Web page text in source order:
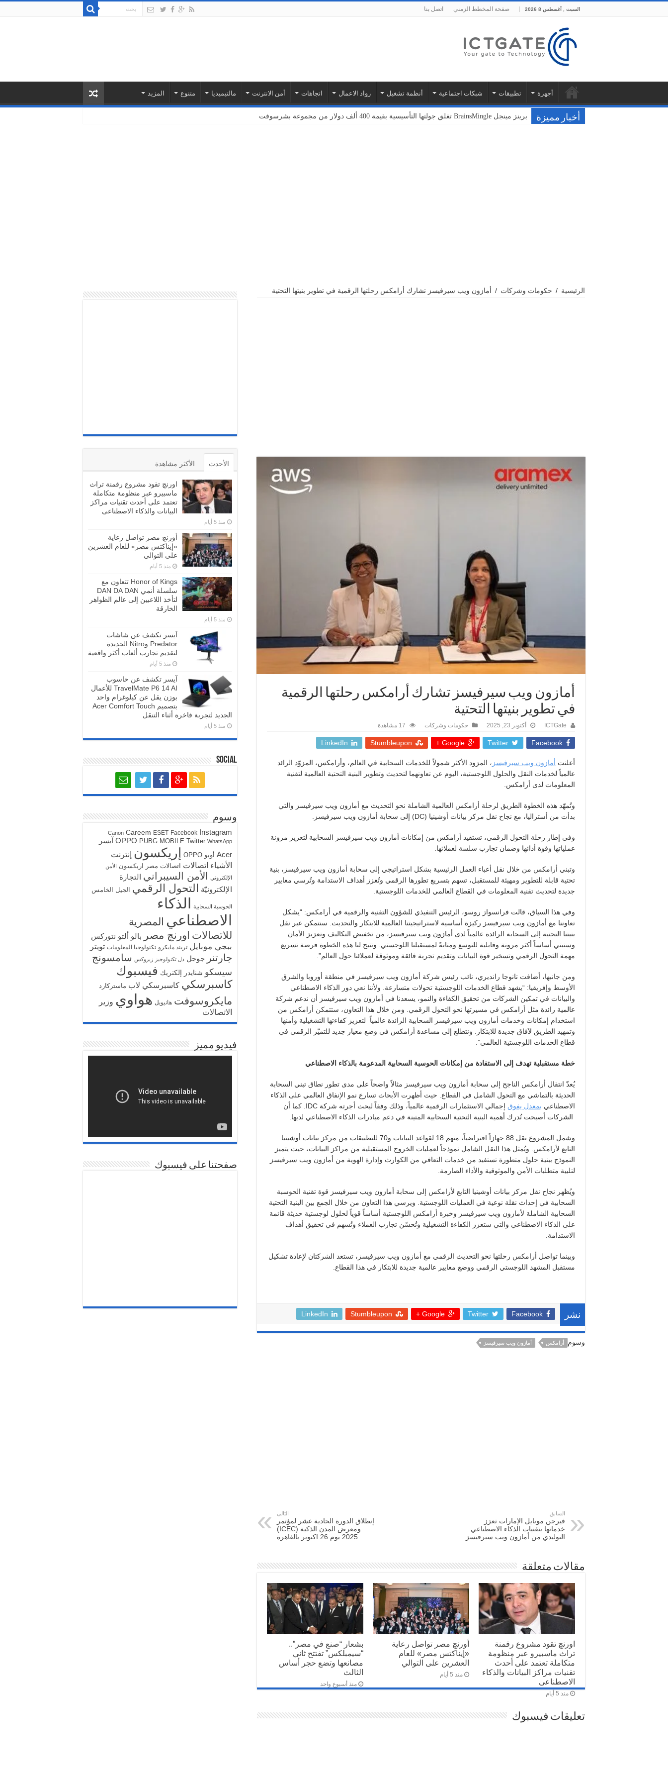
السبت , أغسطس 8 2026 صفحة المخطط الزمني اتصل بنا
أجهزة تطبيقات شبكات اجتماعية أنظمة تشغيل رواد الاعمال اتجاهات أمن الانترنت مالتيميديا متنوع المزيد
أخبار مميزة برينز مينجل BrainsMingle تغلق جولتها التأسيسية بقيمة 400 ألف دولار من مجموعة بشرسوفت
فودافون ونوكيا تختبران سحابة أمازون ويب سيرفيسز لتوسيع نطاق خدمات إنترنت الأشياء
الرئيسية / حكومات وشركات / أمازون ويب سيرفيسز تشارك أرامكس رحلتها الرقمية في تطوير بنيتها التحتية
أمازون ويب سيرفيسز تشارك أرامكس رحلتها الرقمية
في تطوير بنيتها التحتية
ICTGate أكتوبر 23, 2025 حكومات وشركات 17 مشاهدة
Facebook
Twitter
Google +
Stumbleupon
LinkedIn
أعلنت أمازون ويب سيرفيسز ، المزود الأكثر شمولاً للخدمات السحابية في العالم، وأرامكس، المزوّد الرائد
عالمياً لخدمات النقل والحلول اللوجستية، اليوم عن تعاونهما لتحديث وتطوير البنية التحتية العالمية لتقنية
المعلومات لدى أرامكس.
وتُمهّد هذه الخطوة الطريق لرحلة أرامكس العالمية الشاملة نحو التحديث مع أمازون ويب سيرفيسز والتي
بدأت من أستراليا، مع نجاح نقل مركز بيانات أوشينيا (DC) إلى سحابة أمازون ويب سيرفيسز.
وفي إطار رحلة التحول الرقمي، تستفيد أرامكس من إمكانات أمازون ويب سيرفيسز السحابية لتعزيز مرونة
عملياتها وقوة أدائها وضمان تجارب سلسة لعملائها.
وتبني أرامكس من خلال نقل أعباء العمل الرئيسية بشكل استراتيجي إلى سحابة أمازون ويب سيرفيسز، بنية
تحتية قابلة للتطوير ومهيئة للمستقبل، تسهم بتسريع تطورها الرقمي وتُعزز أهداف الاستدامة وتُرسي معايير
جديدة لتحديث تقنية المعلومات في القطاع العالمي للخدمات اللوجستية.
وفي هذا السياق، قالت فرانسواز روسو، الرئيس التنفيذي للشؤون التقنية والرقمية في أرامكس: “يشكل
تعاوننا مع أمازون ويب سيرفيسز ركيزة أساسية لاستراتيجيتنا العالمية للابتكار والتحديث. سنتمكن عبر نقل
بنيتنا التحتية إلى السحابة الرائدة عالمياً لدى أمازون ويب سيرفيسز، من تخفيض التكاليف وتعزيز الأمان
وسنبني أساساً أكثر مرونة وقابلية للتوسع ومتانةً لمستقبلنا اللوجستي. وتتيح لنا هذه الخطوة فرصة تسريع
مهمة التحول الرقمي وتسخير قوة البيانات وتقديم تجربة فائقة وموثوقة لعملائنا حول العالم”.
ومن جانبها، أضافت تانوجا رانديري، نائب رئيس شركة أمازون ويب سيرفيسز في منطقة أوروبا والشرق
الأوسط وإفريقيا: “يشهد قطاع الخدمات اللوجستية تحولات متسارعة. ولأننا نعي دور الذكاء الاصطناعي
والبيانات في تمكين الشركات من تحقيق الكفاءة والنمو، يسعدنا في أمازون ويب سيرفيسز أن ندعم شركة
عالمية رائدة مثل أرامكس في مسيرتها نحو التحول الرقمي. ومن خلال هذا التعاون، ستتمكن أرامكس من
استخدام إمكانات وخدمات أمازون ويب سيرفيسز السحابية الرائدة عالمياً لتعزيز كفاءتها التشغيلية وأمنها
وتمهيد الطريق لآفاق جديدة للابتكار. ونتطلع إلى مساعدة أرامكس في وضع معيار جديد للتميّز الرقمي في
قطاع الخدمات اللوجستية العالمي”.
خطة مستقبلية تهدف إلى الاستفادة من إمكانات الحوسبة السحابية المدعومة بالذكاء الاصطناعي
يُعدّ انتقال أرامكس الناجح إلى سحابة أمازون ويب سيرفيسز مثالاً واضحاً على مدى تطور نطاق تبني السحابة
الحديثة بالتماشي مع التحول الشامل في القطاع. حيث أظهرت الأبحاث تسارع نمو الإنفاق العالمي على الذكاء
الاصطناعي بمعدل يفوق
إجمالي الاستثمارات الرقمية عالمياً، وذلك وفقاً لبحث أجرته شركة IDC. كما أن
الشركات أصبحت تُدرك أهمية البنية التحتية السحابية المتينة في دعم مبادرات الذكاء الاصطناعي لديها.
وشمل المشروع نقل 88 جهازاً افتراضياً، منهم 18 لقواعد البيانات و70 للتطبيقات من مركز بيانات أوشينيا
التابع لأرامكس. ويُمثل هذا النقل الشامل نموذجاً لعمليات الخروج المستقبلية من مراكز البيانات، حيث يتميز
النموذج ببنية حلول متطورة تستفيد من خدمات التعافي من الكوارث وإدارة الهوية من أمازون ويب سيرفيسز
لتلبية متطلبات الأمن والموثوقية والأداء الصارمة.
ويُظهر نجاح نقل مركز بيانات أوشينيا التابع لأرامكس إلى سحابة أمازون ويب سيرفيسز قوة تقنية الحوسبة
السحابية في إحداث نقلة نوعية في العمليات اللوجستية. ويرسي هذا التعاون من خلال الجمع بين البنية التحتية
السحابية الشاملة لأمازون ويب سيرفيسز وخبرة أرامكس اللوجستية أساساً قوياً لحلول لوجستية حديثة قائمة
على الذكاء الاصطناعي والتي ستعزز الكفاءة التشغيلية وتُحسّن تجارب العملاء وتُسهم في تحقيق أهداف
الاستدامة.
وبينما تواصل أرامكس رحلتها نحو التحديث الرقمي مع أمازون ويب سيرفيسز، تستعد الشركتان لإعادة تشكيل
مستقبل المشهد اللوجستي الرقمي ووضع معايير عالمية جديدة للابتكار في هذا القطاع.
نشر Facebook
Twitter
Google +
Stumbleupon
LinkedIn
وسوم أرامكس أمازون ويب سيرفيسز
السابق
فيرجن موبايل الإمارات تعزز
خدماتها بتقنيات الذكاء الاصطناعي
التوليدي من أمازون ويب سيرفيسز
التالى
إنطلاق الدورة الحادية عشر لمؤتمر
ومعرض المدن الذكية (ICEC)
مقالات متعلقة
اورنچ تقود مشروع رقمنة
تراث ماسبيرو عبر منظومة
متكاملة تعتمد على أحدث
تقنيات مراكز البيانات والذكاء
الاصطناعى
منذ 5 أيام
أورنچ مصر تواصل رعاية
«إيناكتس مصر» للعام
العشرين على التوالي
منذ 5 أيام
بشعار “صنع في مصر”..
“سيمبلكس” تفتتح ثاني
مصانعها وتضع حجر أساس
الثالث
منذ أسبوع واحد
تعليقات فيسبوك
الأحدث الأكثر مشاهدة
اورنچ تقود مشروع رقمنة تراث
ماسبيرو عبر منظومة متكاملة
تعتمد على أحدث تقنيات مراكز
البيانات والذكاء الاصطناعى
منذ 5 أيام
أورنچ مصر تواصل رعاية
«إيناكتس مصر» للعام العشرين
على التوالي
منذ 5 أيام
Honor of Kings تتعاون مع
سلسلة أنمي DAN DA DAN
لتأخذ اللاعبين إلى عالم الظواهر
الخارقة
منذ 5 أيام
آيسر تكشف عن شاشات
Predator وNitro الجديدة
لتقديم تجارب ألعاب أكثر واقعية
منذ 5 أيام
آيسر تكشف عن حاسوب
TravelMate P6 14 AI للأعمال
بوزن يقل عن كيلوغرام واحد
بتصميم Acer Comfort Touch
الجديد لتجربة فاخرة أثناء التنقل
منذ 5 أيام
Social
وسوم
Canon Careem ESET Facebook Instagram
OPPO PUBG MOBILE Twitter WhatsApp
آيسر
Acer أوبو OPPO إريكسون إنترنت
الأشياء اتصالات اتصالات مصر اريكسون الأمن
الإلكتروني الأمن السيبراني التجارة
الإلكترونيّة التحول الرقمي الجيل الخامس
الحوسبة السحابية الذكاء
الاصطناعي المصرية
للاتصالات اورنچ مصر بالو ألتو نتوركس
ببجي موبايل تريند مايكرو تكنولوجيا المعلومات تويتر
جارتنر جوجل دل تكنولوجيز زيروكس سامسونج
سيسكو شنايدر إلكتريك فيسبوك
كاسبرسكي كاسبرسكي لاب ماستركارد
مايكروسوفت هانيويل هواوي وزير
الاتصالات
فيديو مميز
صفحتنا على فيسبوك